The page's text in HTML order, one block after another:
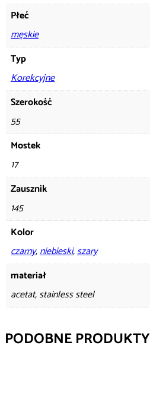
Płeć
męskie
Typ
Korekcyjne
Szerokość
55
Mostek
17
Zausznik
145
Kolor
czarny,niebieski,szary
materiał
acetat, stainless steel
PODOBNE PRODUKTY